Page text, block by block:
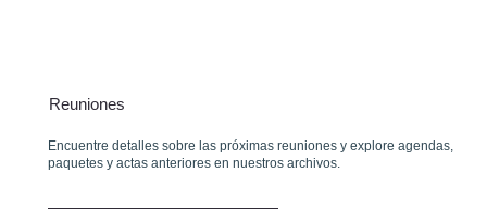
Reuniones
Encuentre detalles sobre las próximas reuniones y explore agendas,
paquetes y actas anteriores en nuestros archivos.